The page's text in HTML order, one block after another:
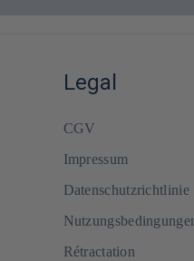
Legal
CGV
Impressum
Datenschutzrichtlinie
Rétractation